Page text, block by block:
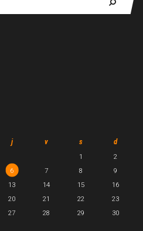
j v s d
1
2
6 7 8
9
13 14 15
16
20 21 22
23
27 28 29
30